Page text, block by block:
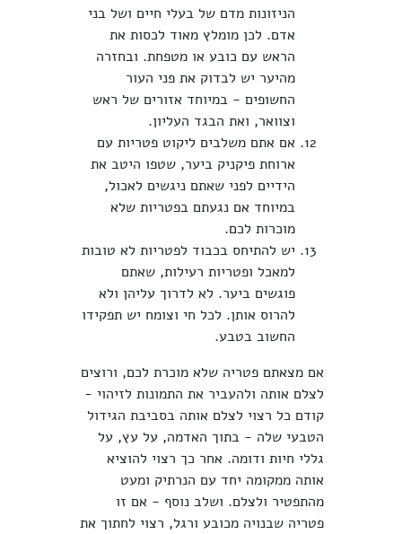
הניזונות מדם של בעלי חיים ושל בני
אדם. לכן מומלץ מאוד לכסות את
הראש עם כובע או מטפחת. ובחזרה
מהיער יש לבדוק את פני העור
החשופים - במיוחד אזורים של ראש
וצוואר, ואת הבגד העליון.
אם אתם משלבים ליקוט פטריות עם
ארוחת פיקניק ביער, שטפו היטב את
הידיים לפני שאתם ניגשים לאכול,
במיוחד אם נגעתם בפטריות שלא
מוכרות לכם.
יש להתיחס בכבוד לפטריות לא טובות
למאכל ופטריות רעילות, שאתם
פוגשים ביער. לא לדרוך עליהן ולא
להרוס אותן. לכל חי וצומח יש תפקידו
החשוב בטבע.
אם מצאתם פטריה שלא מוכרת לכם, ורוצים
לצלם אותה ולהעביר את התמונות לזיהוי -
קודם כל רצוי לצלם אותה בסביבת הגידול
הטבעי שלה - בתוך האדמה, על עץ, על
גללי חיות ודומה. אחר כך רצוי להוציא
אותה ממקומה יחד עם הנרתיק ומעט
מהתפטיר ולצלם. ושלב נוסף - אם זו
פטריה שבנויה מכובע ורגל, רצוי לחתוך את